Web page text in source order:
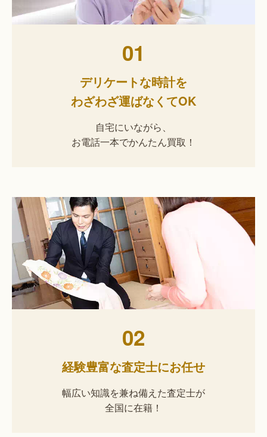
01
デリケートな時計を
わざわざ運ばなくてOK
自宅にいながら、
お電話一本でかんたん買取！
02
経験豊富な査定士にお任せ
幅広い知識を兼ね備えた査定士が
全国に在籍！